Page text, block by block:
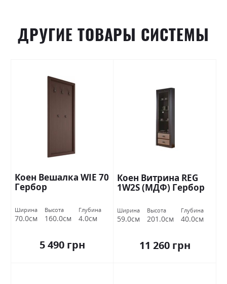
ДРУГИЕ ТОВАРЫ СИСТЕМЫ
Коен Вешалка WIE 70
Гербор
Ширина
70.0см
Высота
160.0см
Глубина
4.0см
5 490 грн
Коен Витрина REG
1W2S (МДФ) Гербор
Ширина
59.0см
Высота
201.0см
Глубина
40.0см
11 260 грн